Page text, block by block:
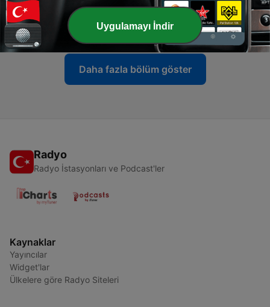
4 - Fareli Köyün Kavalcısı
20 Kas 2020
Daha fazla bölüm göster
Radyo
Radyo İstasyonları ve Podcast'ler
Kaynaklar
Yayıncılar
Widget'lar
Ülkelere göre Radyo Siteleri
Uygulamayı İndir